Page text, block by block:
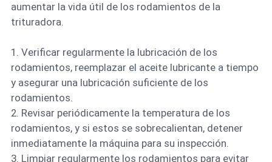
aumentar la vida útil de los rodamientos de la
trituradora.
1. Verificar regularmente la lubricación de los
rodamientos, reemplazar el aceite lubricante a tiempo
y asegurar una lubricación suficiente de los
rodamientos.
2. Revisar periódicamente la temperatura de los
rodamientos, y si estos se sobrecalientan, detener
inmediatamente la máquina para su inspección.
3. Limpiar regularmente los rodamientos para evitar